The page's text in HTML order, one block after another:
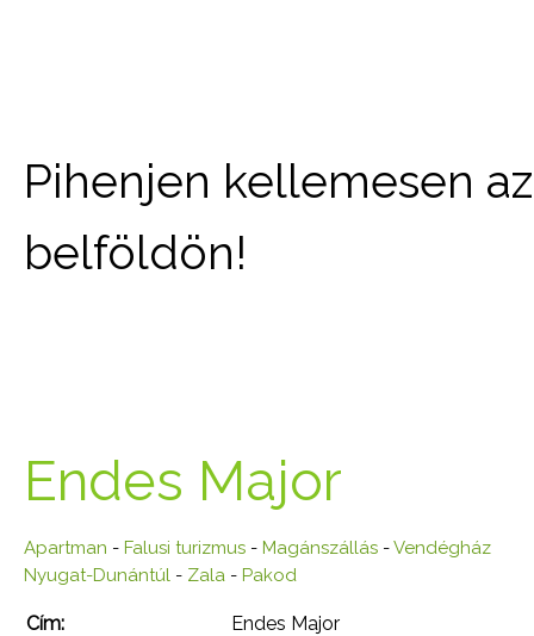
Pihenjen kellemesen
belföldön!
Endes Major
Apartman - Falusi turizmus - Magánszállás -Vendégház
Nyugat-Dunántúl - Zala - Pakod
Cím:
Endes Major